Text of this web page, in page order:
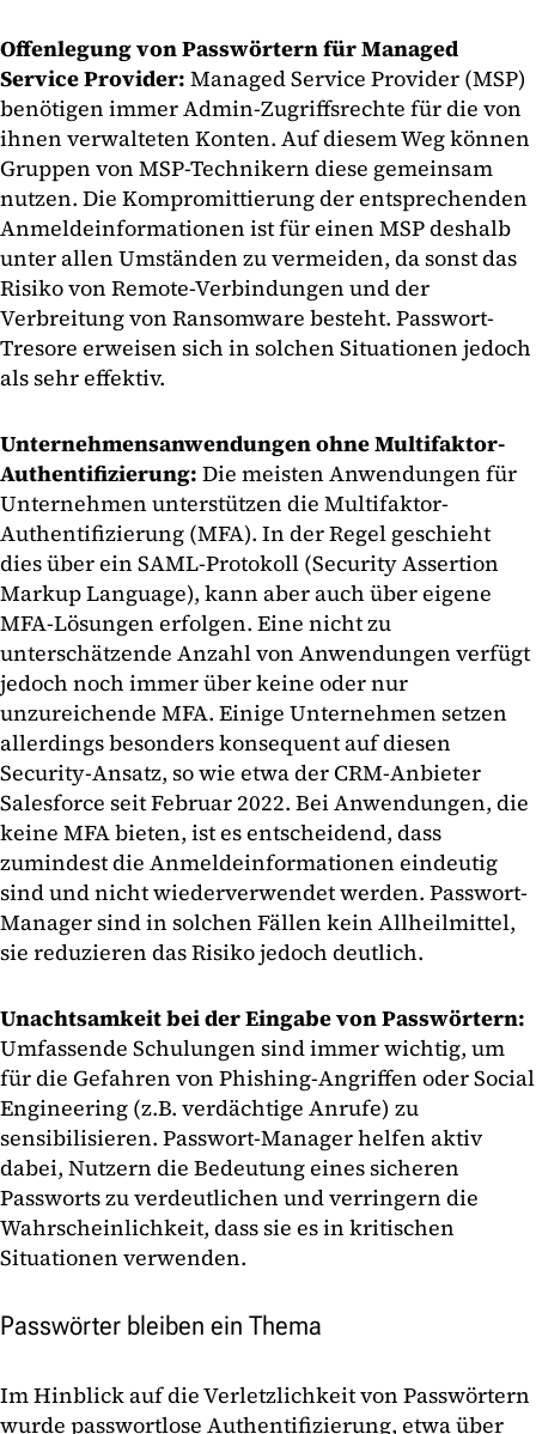
Offenlegung von Passwörtern für Managed
Service Provider: Managed Service Provider (MSP)
benötigen immer Admin-Zugriffsrechte für die von
ihnen verwalteten Konten. Auf diesem Weg können
Gruppen von MSP-Technikern diese gemeinsam
nutzen. Die Kompromittierung der entsprechenden
Anmeldeinformationen ist für einen MSP deshalb
unter allen Umständen zu vermeiden, da sonst das
Risiko von Remote-Verbindungen und der
Verbreitung von Ransomware besteht. Passwort-
Tresore erweisen sich in solchen Situationen jedoch
als sehr effektiv.
Unternehmensanwendungen ohne Multifaktor-
Authentifizierung: Die meisten Anwendungen für
Unternehmen unterstützen die Multifaktor-
Authentifizierung (MFA). In der Regel geschieht
dies über ein SAML-Protokoll (Security Assertion
Markup Language), kann aber auch über eigene
MFA-Lösungen erfolgen. Eine nicht zu
unterschätzende Anzahl von Anwendungen verfügt
jedoch noch immer über keine oder nur
unzureichende MFA. Einige Unternehmen setzen
allerdings besonders konsequent auf diesen
Security-Ansatz, so wie etwa der CRM-Anbieter
Salesforce seit Februar 2022. Bei Anwendungen, die
keine MFA bieten, ist es entscheidend, dass
zumindest die Anmeldeinformationen eindeutig
sind und nicht wiederverwendet werden. Passwort-
Manager sind in solchen Fällen kein Allheilmittel,
sie reduzieren das Risiko jedoch deutlich.
Unachtsamkeit bei der Eingabe von Passwörtern:
Umfassende Schulungen sind immer wichtig, um
für die Gefahren von Phishing-Angriffen oder Social
Engineering (z.B. verdächtige Anrufe) zu
sensibilisieren. Passwort-Manager helfen aktiv
dabei, Nutzern die Bedeutung eines sicheren
Passworts zu verdeutlichen und verringern die
Wahrscheinlichkeit, dass sie es in kritischen
Situationen verwenden.
Passwörter bleiben ein Thema
Im Hinblick auf die Verletzlichkeit von Passwörtern
wurde passwortlose Authentifizierung, etwa über